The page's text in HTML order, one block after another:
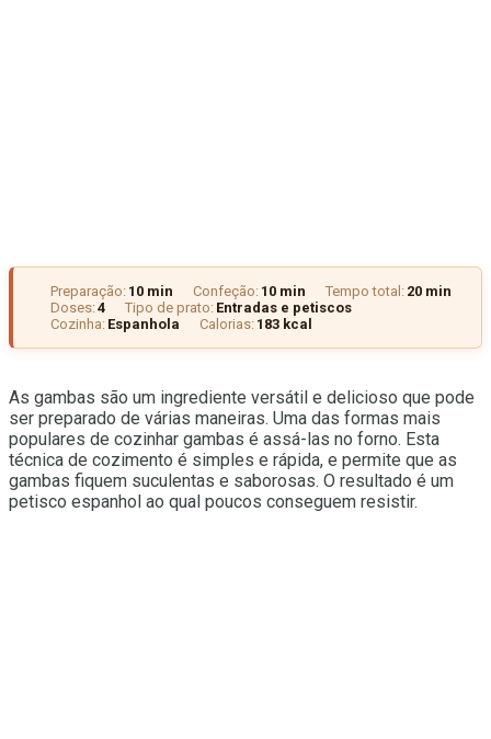
Preparação: 10 min Confeção: 10 min Tempo total: 20 min
Doses:4 Tipo de prato: Entradas e petiscos
Cozinha: Espanhola Calorias: 183 kcal
As gambas são um ingrediente versátil e delicioso que pode
ser preparado de várias maneiras. Uma das formas mais
populares de cozinhar gambas é assá-las no forno. Esta
técnica de cozimento é simples e rápida, e permite que as
gambas fiquem suculentas e saborosas. O resultado é um
petisco espanhol ao qual poucos conseguem resistir.